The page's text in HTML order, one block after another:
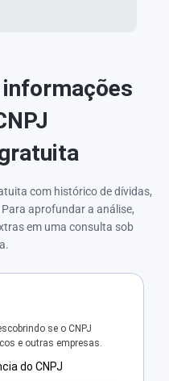
com histórico de dívidas,
aprofundar a análise,
em uma consulta sob
se o CNPJ
e outras empresas.
do CNPJ